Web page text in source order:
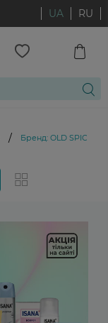
UA RU
/ Бренд: OLD SPICE